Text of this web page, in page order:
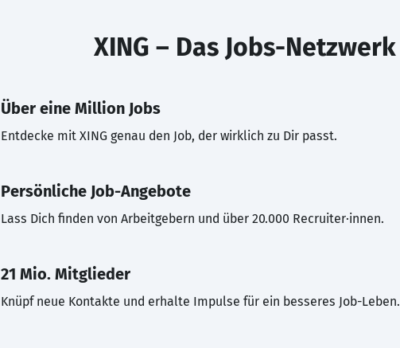
XING – Das Jobs-Netzwerk
Über eine Million Jobs
Entdecke mit XING genau den Job, der wirklich zu Dir passt.
Persönliche Job-Angebote
Lass Dich finden von Arbeitgebern und über 20.000 Recruiter·innen.
21 Mio. Mitglieder
Knüpf neue Kontakte und erhalte Impulse für ein besseres Job-Leben.